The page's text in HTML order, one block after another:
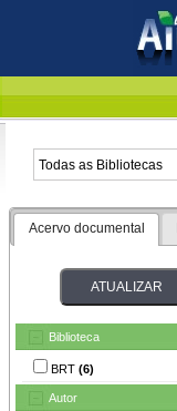
Acervo documental
Biblioteca
BRT (6)
Autor